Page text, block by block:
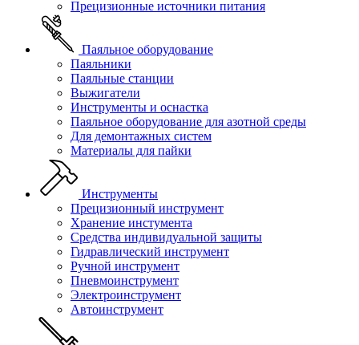
Прецизионные источники питания
Паяльное оборудование
Паяльники
Паяльные станции
Выжигатели
Инструменты и оснастка
Паяльное оборудование для азотной среды
Для демонтажных систем
Материалы для пайки
Инструменты
Прецизионный инструмент
Хранение инстумента
Средства индивидуальной защиты
Гидравлический инструмент
Ручной инструмент
Пневмоинструмент
Электроинструмент
Автоинструмент